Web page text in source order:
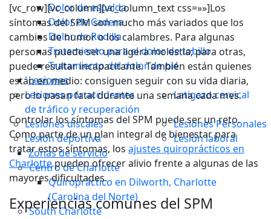
Dolor de espalda
Dolor de Cadera
Dolor de Rodilla
Tratamiento para el dolor de tobillo
Tratamiento del dolor de pie
Lesiones
Lesiones por accidentes
de tráfico y recuperación
Latigazo cervical
Lesiones discales
Lesiones Personales
Lesión deportiva
Lesión laboral
Zonas de servicio
Centro de Charlotte
Quiropráctico en Dilworth, Charlotte
(Carolina del Norte)
South Charlotte
[vc_row][vc_column][vc_column_text css=»»]Los
síntomas del SPM son mucho más variados que los
cambios de humor o los calambres. Para algunas
personas puede ser una ligera molestia; para otras,
puede resultar incapacitante. También están quienes
están en medio: consiguen seguir con su vida diaria,
pero lo pasan fatal durante una semana cada mes.
Controlar los síntomas del SPM puede ser un reto.
Como parte de un plan integral de bienestar para
tratar estos síntomas, los ajustes quiroprácticos en
Charlottepueden ofrecer alivio frente a algunas de las
mayores dificultades.
Experiencias comunes del SPM